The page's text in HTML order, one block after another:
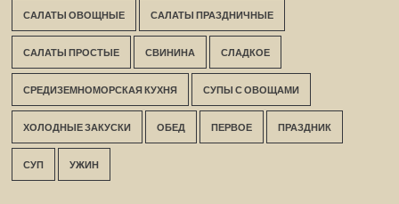
САЛАТЫ ОВОЩНЫЕ САЛАТЫ ПРАЗДНИЧНЫЕ
САЛАТЫ ПРОСТЫЕ СВИНИНА СЛАДКОЕ
СРЕДИЗЕМНОМОРСКАЯ КУХНЯ СУПЫ С ОВОЩАМИ
ХОЛОДНЫЕ ЗАКУСКИ ОБЕД ПЕРВОЕ ПРАЗДНИК
СУП УЖИН